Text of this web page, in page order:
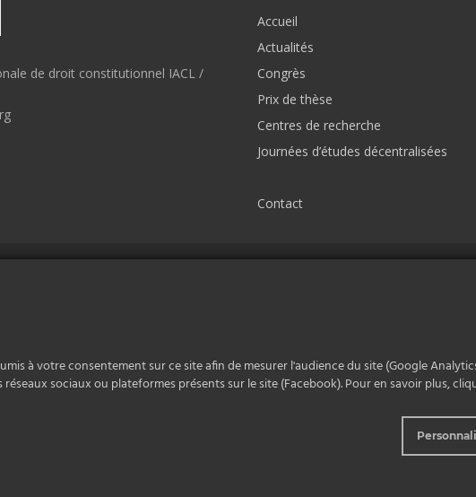
de droit constitutionnel IACL /
Accueil
Actualités
Congrès
Prix de thèse
Centres de recherche
Journées d’études décentralisées
Contact
à votre consentement sur ce site afin de mesurer l'audience du site (Google
sociaux ou plateformes présents sur le site (Facebook). Pour en savoir plus,